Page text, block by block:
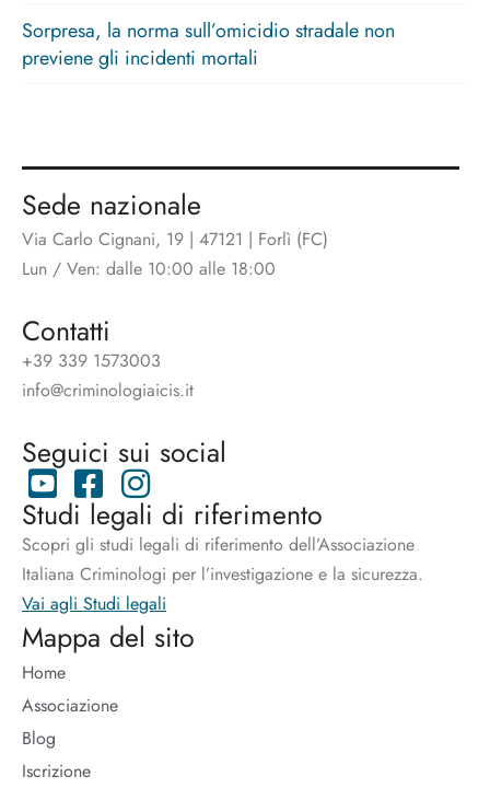
Sorpresa, la norma sull’omicidio stradale non
previene gli incidenti mortali
Sede nazionale
Via Carlo Cignani, 19 | 47121 | Forlì (FC)
Lun / Ven: dalle 10:00 alle 18:00
Contatti
+39 339 1573003
info@criminologiaicis.it
Seguici sui social
Studi legali di riferimento
Scopri gli studi legali di riferimento dell’Associazione
Italiana Criminologi per l’investigazione e la sicurezza.
Vai agli Studi legali
Mappa del sito
Home
Associazione
Blog
Iscrizione